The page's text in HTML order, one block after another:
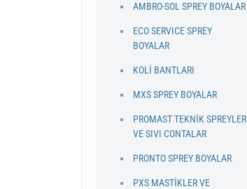
AMBRO-SOL SPREY BOYALAR
ECO SERVICE SPREY
BOYALAR
KOLİ BANTLARI
MXS SPREY BOYALAR
PROMAST TEKNİK SPREYLER
VE SIVI CONTALAR
PRONTO SPREY BOYALAR
PXS MASTİKLER VE